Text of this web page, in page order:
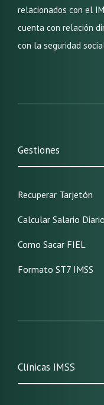
relacionados con el
cuenta con relación
con la seguridad
Gestiones
Recuperar Tarjetón
Calcular Salario Diario
Como Sacar FIEL
Formato ST7 IMSS
Clínicas IMSS